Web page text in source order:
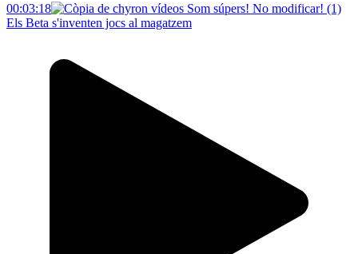
00:03:18
Els Beta s'inventen jocs al magatzem